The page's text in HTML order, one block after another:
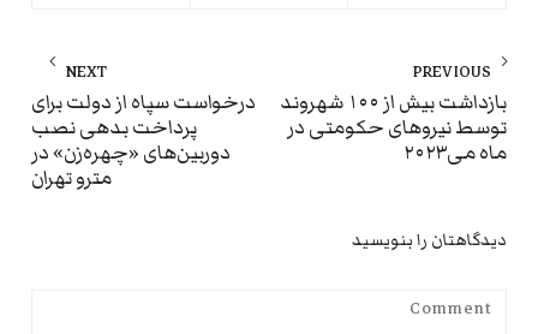
راهبری
نوشته
PREVIOUS
Previous
post:
بازداشت بیش از ۱۰۰ شهروند
توسط نیروهای حکومتی در
ماه می‌۲۰۲۳
NEXT
درخواست سپاه از دولت برای
پرداخت بدهی نصب
دوربین‌های «چهره‌زن» در
مترو تهران
دیدگاهتان را بنویسید